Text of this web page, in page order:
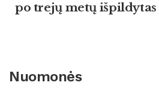
po trejų metų išpildytas
Nuomonės